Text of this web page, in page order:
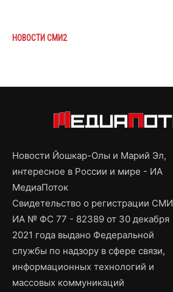
НОВОСТИ СМИ2
Новости Йошкар-Олы и Марий Эл,
интересное в России и мире - ИА
МедиаПоток
Свидетельство о регистрации СМИ
ИА № ФС 77 - 82389 от 30 декабря
2021 года выдано Федеральной
службы по надзору в сфере связи,
информационных технологий и
массовых коммуникаций